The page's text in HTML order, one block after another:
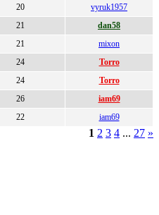
20
vyruk1957
21
dan58
21
mixon
24
Torro
24
Torro
26
iam69
22 iam69
1 2 3 4 ... 27 »